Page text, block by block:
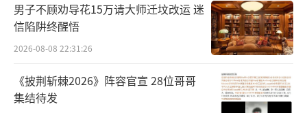
男子不顾劝导花15万请大师迁坟改运 迷
信陷阱终醒悟
2026-08-08 22:31:26
《披荆斩棘2026》阵容官宣 28位哥哥
集结待发